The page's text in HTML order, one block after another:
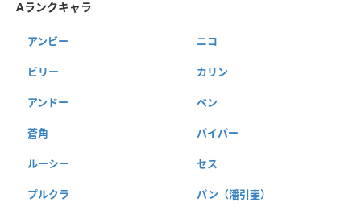
Aランクキャラ
アンビー ニコ
ビリー カリン
アンドー ベン
蒼角 パイパー
ルーシー セス
プルクラ パン（潘引壺）